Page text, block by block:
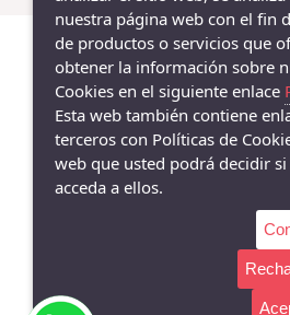
nuestra página web con el fin
de productos o servicios que
obtener la información sobre
Cookies en el siguiente enlace
Esta web también contiene
terceros con Políticas de
web que usted podrá decidir
acceda a ellos.